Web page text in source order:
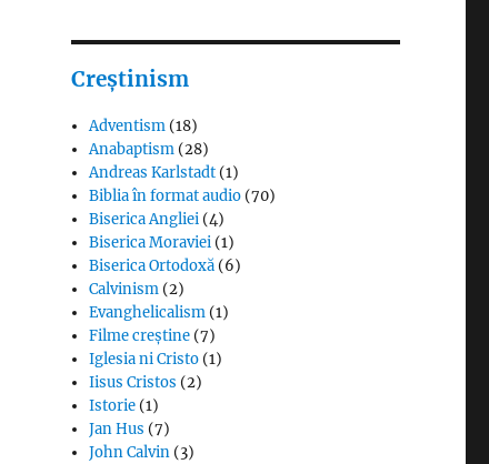
Creștinism
Adventism (18)
Anabaptism (28)
Andreas Karlstadt (1)
Biblia în format audio (70)
Biserica Angliei (4)
Biserica Moraviei (1)
Biserica Ortodoxă (6)
Calvinism (2)
Evanghelicalism (1)
Filme creștine (7)
Iglesia ni Cristo (1)
Iisus Cristos (2)
Istorie (1)
Jan Hus (7)
John Calvin (3)